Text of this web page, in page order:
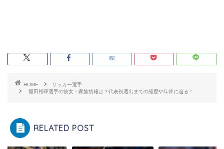
HOME
サッカー選手
垣田裕暉選手の彼女・家族情報は？代表初選出までの経歴や年俸に迫る！
RELATED POST